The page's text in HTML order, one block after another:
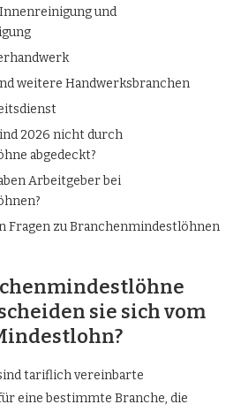
und
weitere Handwerksbranchen
2026 nicht durch
abgedeckt?
Arbeitgeber bei
Fragen zu Branchenmindestlöhnen
sie sich vom
tariflich vereinbarte
eine bestimmte Branche, die